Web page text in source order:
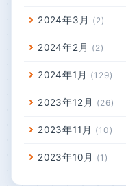
2024年3月 2
2024年2月 2
2024年1月 129
2023年12月 26
2023年11月 10
2023年10月 1